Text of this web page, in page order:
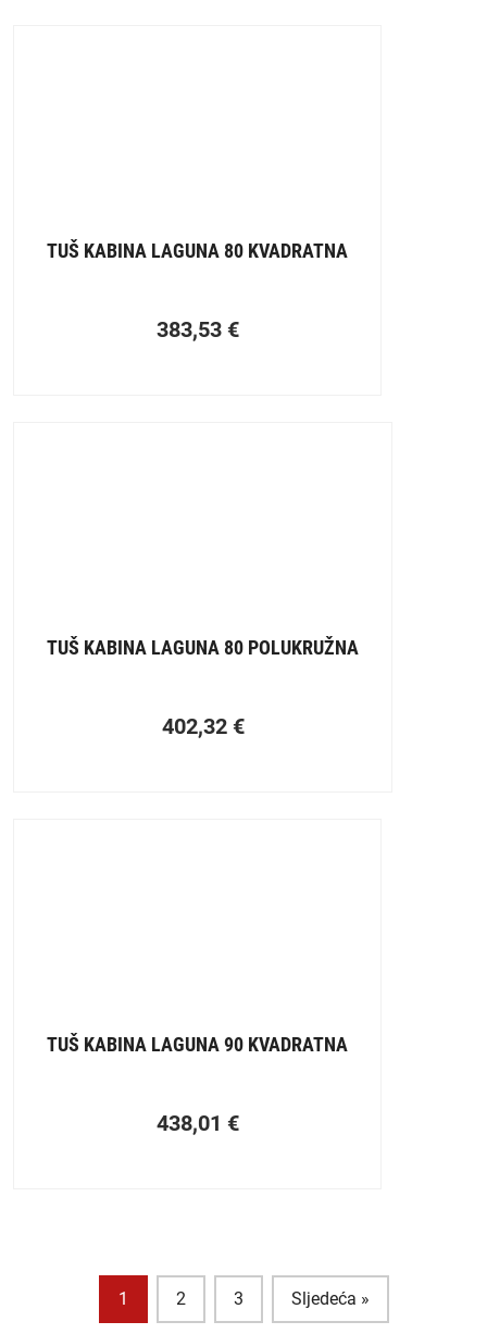
TUŠ KABINA LAGUNA 80 KVADRATNA
383,53 €
TUŠ KABINA LAGUNA 80 POLUKRUŽNA
402,32 €
TUŠ KABINA LAGUNA 90 KVADRATNA
438,01 €
1 2 3 Sljedeća »